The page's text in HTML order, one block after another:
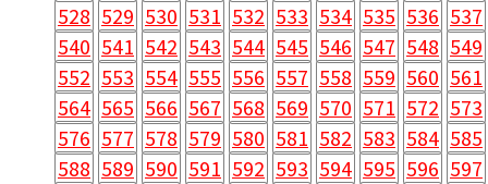
528 529 530 531 532 533 534 535 536 537
540 541 542 543 544 545 546 547 548 549
552 553 554 555 556 557 558 559 560 561
564 565 566 567 568 569 570 571 572 573
576 577 578 579 580 581 582 583 584 585
588 589 590 591 592 593 594 595 596 597